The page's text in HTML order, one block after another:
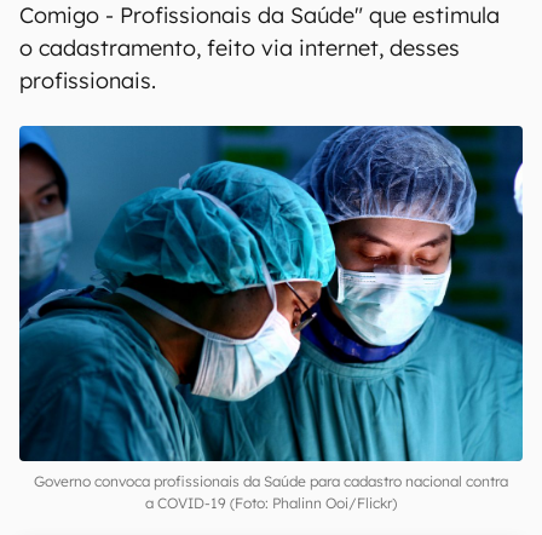
Comigo - Profissionais da Saúde" que estimula
o cadastramento, feito via internet, desses
profissionais.
Governo convoca profissionais da Saúde para cadastro nacional contra
a COVID-19 (Foto: Phalinn Ooi/Flickr)